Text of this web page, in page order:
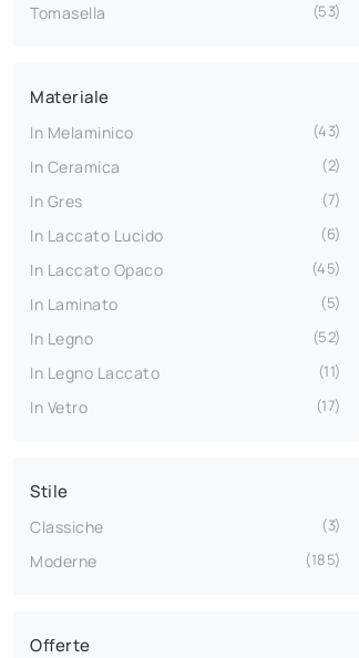
Tomasella 53
Materiale
In Melaminico 43
In Ceramica 2
In Gres 7
In Laccato Lucido 6
In Laccato Opaco 45
In Laminato 5
In Legno 52
In Legno Laccato 11
In Vetro 17
Stile
Classiche 3
Moderne 185
Offerte